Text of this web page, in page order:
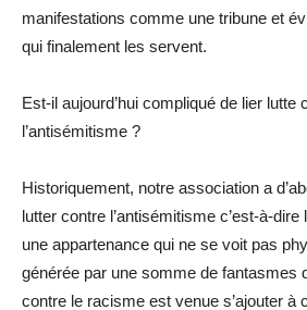
manifestations comme une tribune et
qui finalement les servent.
Est-il aujourd’hui compliqué de lier lutte
l’antisémitisme ?
Historiquement, notre association a
lutter contre l’antisémitisme c’est-à-
une appartenance qui ne se voit pas
générée par une somme de fantasmes
contre le racisme est venue s’ajouter à